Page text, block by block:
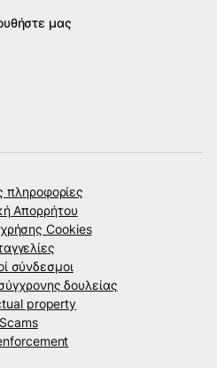
μας
πληροφορίες
Απορρήτου
χρήσης Cookies
σύνδεσμοι
δουλείας
property
Scams